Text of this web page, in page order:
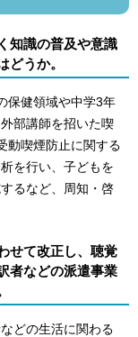
知識の普及や意識
どうか。
保健領域や中学3年
部講師を招いた喫
動喫煙防止に関する
を行い、子どもを
るなど、周知・啓
せて改正し、聴覚
者などの派遣事業
どの生活に関わる